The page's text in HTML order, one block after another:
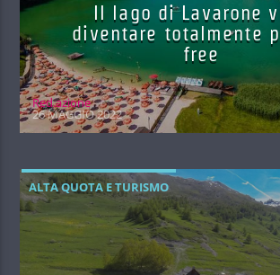
Il lago di Lavarone
diventare totalmente
free
Red.azione
26 MAGGIO 2022
ALTA QUOTA E TURISMO